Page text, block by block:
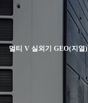
멀티 V 실외기 GEO(지열)